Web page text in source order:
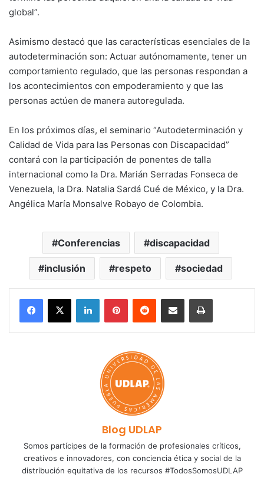
global”.
Asimismo destacó que las características esenciales de la
autodeterminación son: Actuar autónomamente, tener un
comportamiento regulado, que las personas respondan a
los acontecimientos con empoderamiento y que las
personas actúen de manera autoregulada.
En los próximos días, el seminario “Autodeterminación y
Calidad de Vida para las Personas con Discapacidad”
contará con la participación de ponentes de talla
internacional como la Dra. Marián Serradas Fonseca de
Venezuela, la Dra. Natalia Sardá Cué de México, y la Dra.
Angélica María Monsalve Robayo de Colombia.
Conferencias discapacidad
inclusión respeto sociedad
LinkedInPinterestReddit Share via Email Print
Blog UDLAP
Somos partícipes de la formación de profesionales críticos,
creativos e innovadores, con conciencia ética y social de la
distribución equitativa de los recursos #TodosSomosUDLAP